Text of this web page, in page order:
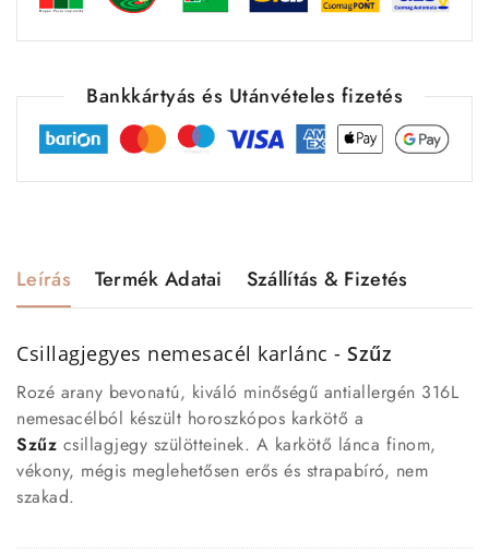
Bankkártyás és Utánvételes fizetés
Leírás Termék Adatai Szállítás & Fizetés
Csillagjegyes nemesacél karlánc - Szűz
Rozé arany bevonatú, kiváló minőségű antiallergén 316L
nemesacélból készült horoszkópos karkötő a
Szűz csillagjegy szülötteinek. A karkötő lánca finom,
vékony, mégis meglehetősen erős és strapabíró, nem
szakad.